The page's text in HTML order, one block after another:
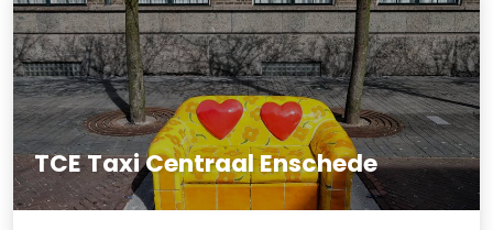
TCE Taxi Centraal Enschede